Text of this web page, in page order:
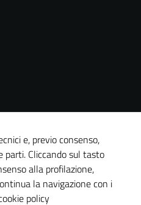
e, previo consenso,
parti. Cliccando sul tasto
alla profilazione,
la navigazione con i
policy